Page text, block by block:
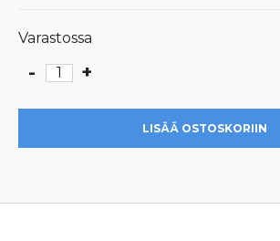
Varastossa
-
Water
-
Blue
+
LISÄÄ OSTOSKORIIN